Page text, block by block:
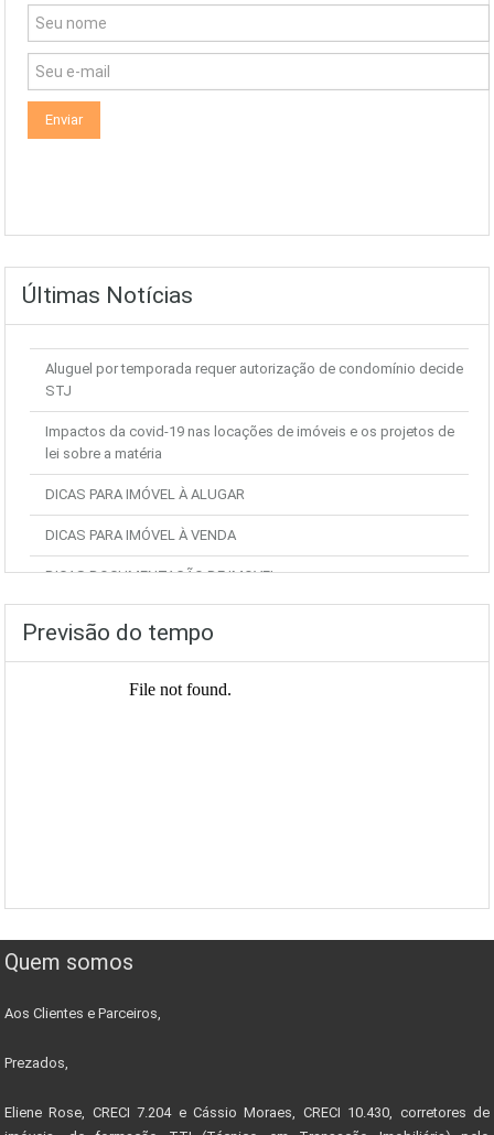
Últimas Notícias
Aluguel por temporada requer autorização de condomínio decide
STJ
Impactos da covid-19 nas locações de imóveis e os projetos de
lei sobre a matéria
DICAS PARA IMÓVEL À ALUGAR
DICAS PARA IMÓVEL À VENDA
DICAS DOCUMENTAÇÃO DE IMOVEL
Previsão do tempo
Quem somos
Aos Clientes e Parceiros,
Prezados,
Eliene Rose, CRECI 7.204 e Cássio Moraes, CRECI 10.430, corretores de